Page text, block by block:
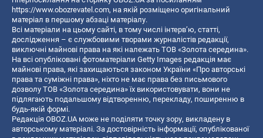
https://www.obozrevatel.com, на якій розміщено оригінальний
матеріал в першому абзаці матеріалу.
Всі матеріали на цьому сайті, в тому числі інтерв’ю, статті,
дослідження – є службовими творами журналістів редакції,
виключні майнові права на які належать ТОВ «Золота середина».
На всі опубліковані фотоматеріали Getty Images редакція має
майнові права, які захищаються законом України «Про авторські
права та суміжні права», ніхто не має права без письмового
дозволу ТОВ «Золота середина» їх використовувати, вони не
підлягають подальшому відтворенню, перекладу, поширенню в
будь-якій формі.
Редакція OBOZ.UA може не поділяти точку зору, викладену в
авторському матеріалі. За достовірність інформації, опублікованої